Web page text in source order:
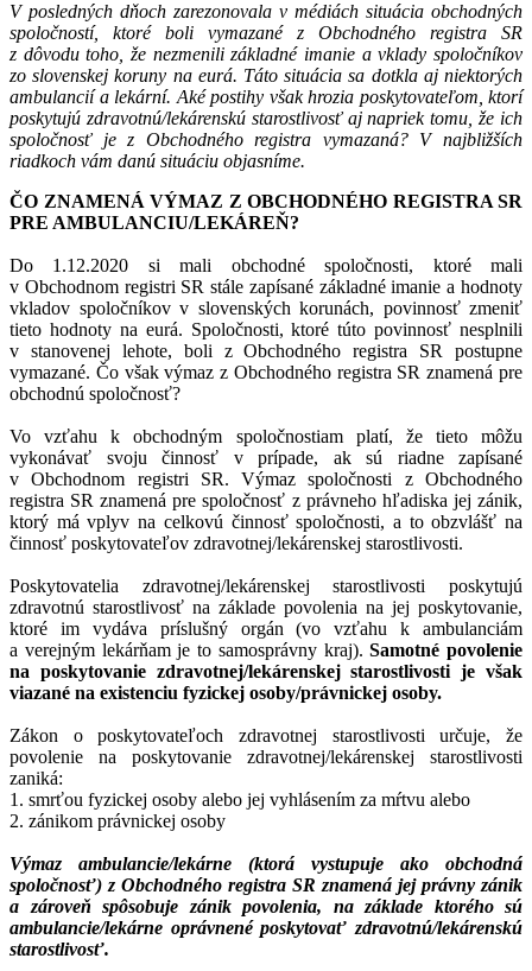
V posledných dňoch zarezonovala v médiách situácia obchodných
spoločností, ktoré boli vymazané z Obchodného registra SR
z dôvodu toho, že nezmenili základné imanie a vklady spoločníkov
zo slovenskej koruny na eurá. Táto situácia sa dotkla aj niektorých
ambulancií a lekární. Aké postihy však hrozia poskytovateľom, ktorí
poskytujú zdravotnú/lekárenskú starostlivosť aj napriek tomu, že ich
spoločnosť je z Obchodného registra vymazaná? V najbližších
riadkoch vám danú situáciu objasníme.
ČO ZNAMENÁ VÝMAZ Z OBCHODNÉHO REGISTRA SR
PRE AMBULANCIU/LEKÁREŇ?
Do 1.12.2020 si mali obchodné spoločnosti, ktoré mali
v Obchodnom registri SR stále zapísané základné imanie a hodnoty
vkladov spoločníkov v slovenských korunách, povinnosť zmeniť
tieto hodnoty na eurá. Spoločnosti, ktoré túto povinnosť nesplnili
v stanovenej lehote, boli z Obchodného registra SR postupne
vymazané. Čo však výmaz z Obchodného registra SR znamená pre
obchodnú spoločnosť?
Vo vzťahu k obchodným spoločnostiam platí, že tieto môžu
vykonávať svoju činnosť v prípade, ak sú riadne zapísané
v Obchodnom registri SR. Výmaz spoločnosti z Obchodného
registra SR znamená pre spoločnosť z právneho hľadiska jej zánik,
ktorý má vplyv na celkovú činnosť spoločnosti, a to obzvlášť na
činnosť poskytovateľov zdravotnej/lekárenskej starostlivosti.
Poskytovatelia zdravotnej/lekárenskej starostlivosti poskytujú
zdravotnú starostlivosť na základe povolenia na jej poskytovanie,
ktoré im vydáva príslušný orgán (vo vzťahu k ambulanciám
a verejným lekárňam je to samosprávny kraj).Samotné povolenie
na poskytovanie zdravotnej/lekárenskej starostlivosti je však
viazané na existenciu fyzickej osoby/právnickej osoby.
Zákon o poskytovateľoch zdravotnej starostlivosti určuje, že
povolenie na poskytovanie zdravotnej/lekárenskej starostlivosti
zaniká:
1. smrťou fyzickej osoby alebo jej vyhlásením za mŕtvu alebo
2. zánikom právnickej osoby
Výmaz ambulancie/lekárne (ktorá vystupuje ako obchodná
spoločnosť) z Obchodného registra SR znamená jej právny zánik
a zároveň spôsobuje zánik povolenia, na základe ktorého sú
ambulancie/lekárne oprávnené poskytovať zdravotnú/lekárenskú
starostlivosť.